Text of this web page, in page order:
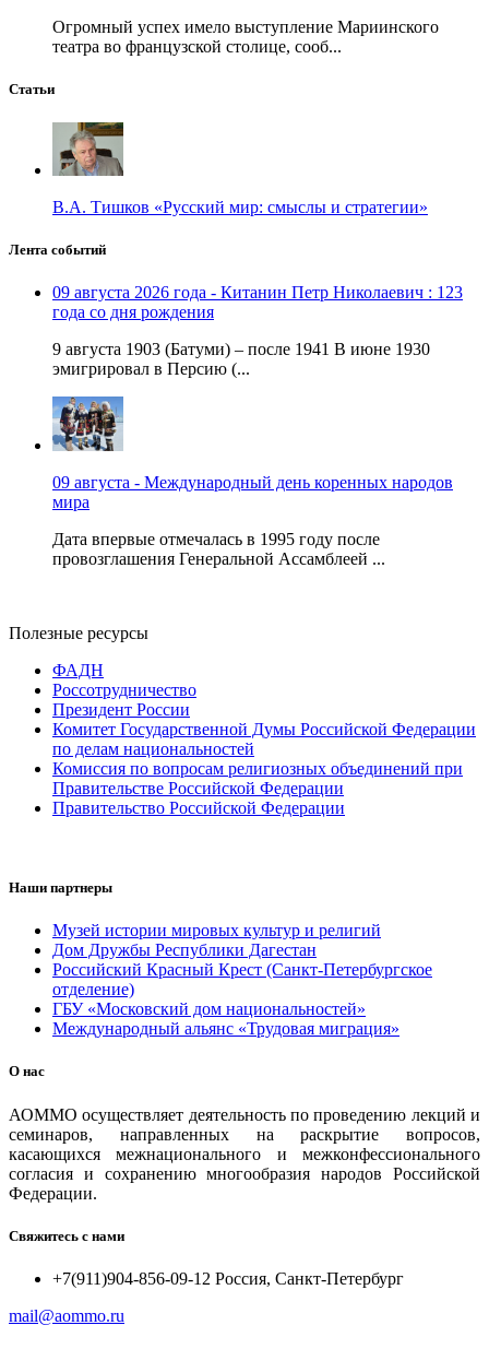
Огромный успех имело выступление Мариинского
театра во французской столице, сооб...
Статьи
В.А. Тишков «Русский мир: смыслы и стратегии»
Лента событий
09 августа 2026 года - Китанин Петр Николаевич : 123
года со дня рождения
9 августа 1903 (Батуми) – после 1941 В июне 1930
эмигрировал в Персию (...
09 августа - Международный день коренных народов
мира
Дата впервые отмечалась в 1995 году после
провозглашения Генеральной Ассамблеей ...
Полезные ресурсы
ФАДН
Россотрудничество
Президент России
Комитет Государственной Думы Российской Федерации
по делам национальностей
Комиссия по вопросам религиозных объединений при
Правительстве Российской Федерации
Правительство Российской Федерации
Наши партнеры
Музей истории мировых культур и религий
Дом Дружбы Республики Дагестан
Российский Красный Крест (Санкт-Петербургское
отделение)
ГБУ «Московский дом национальностей»
Международный альянс «Трудовая миграция»
О нас
АОММО осуществляет деятельность по проведению лекций и
семинаров, направленных на раскрытие вопросов,
касающихся межнационального и межконфессионального
согласия и сохранению многообразия народов Российской
Федерации.
Свяжитесь с нами
+7(911)904-856-09-12 Россия, Санкт-Петербург
mail@aommo.ru